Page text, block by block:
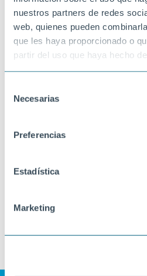
nuestros partners de redes
web, quienes pueden
que les haya proporcionado o
partir del uso que haya hecho
Necesarias
Preferencias
Estadística
Marketing